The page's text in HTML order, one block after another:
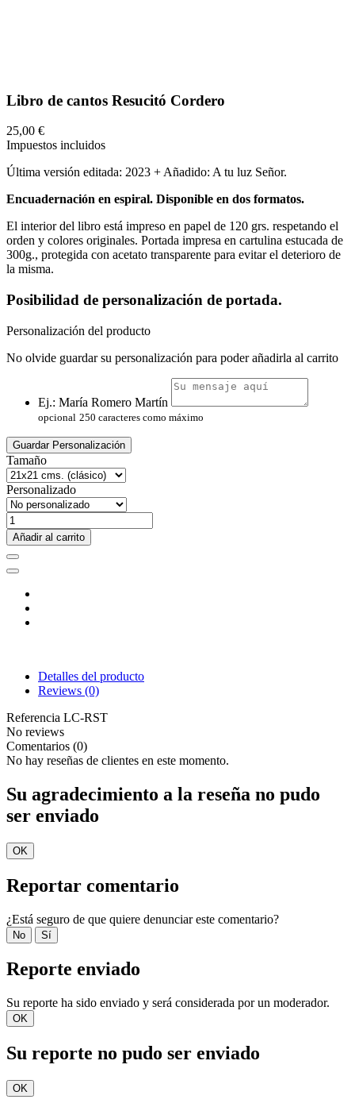
Libro de cantos Resucitó Cordero
25,00 €
Impuestos incluidos
Última versión editada: 2023 + Añadido: A tu luz Señor.
Encuadernación en espiral. Disponible en dos formatos.
El interior del libro está impreso en papel de 120 grs. respetando el
orden y colores originales. Portada impresa en cartulina estucada de
300g., protegida con acetato transparente para evitar el deterioro de
la misma.
Posibilidad de personalización de portada.
Personalización del producto
No olvide guardar su personalización para poder añadirla al carrito
Ej.: María Romero Martín
opcional 250 caracteres como máximo
Guardar Personalización
Tamaño
Personalizado
Añadir al carrito
Detalles del producto
Reviews (0)
Referencia LC-RST
No reviews
Comentarios (0)
No hay reseñas de clientes en este momento.
Su agradecimiento a la reseña no pudo
ser enviado
OK
Reportar comentario
¿Está seguro de que quiere denunciar este comentario?
No Sí
Reporte enviado
Su reporte ha sido enviado y será considerada por un moderador.
OK
Su reporte no pudo ser enviado
OK